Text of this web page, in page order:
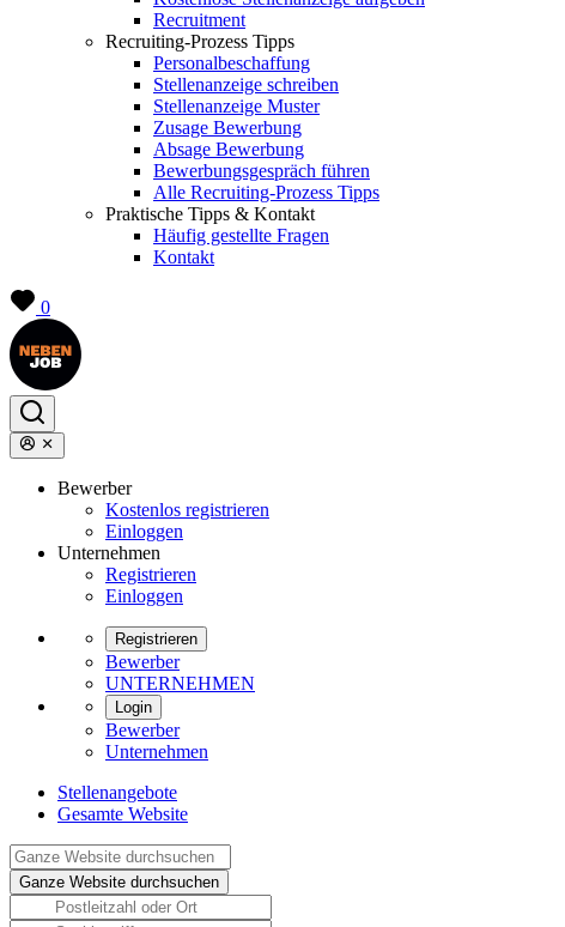
Recruitment
Recruiting-Prozess Tipps
Personalbeschaffung
Stellenanzeige schreiben
Stellenanzeige Muster
Zusage Bewerbung
Absage Bewerbung
Bewerbungsgespräch führen
Alle Recruiting-Prozess Tipps
Praktische Tipps & Kontakt
Häufig gestellte Fragen
Kontakt
0
Bewerber
Kostenlos registrieren
Einloggen
Unternehmen
Registrieren
Einloggen
Registrieren
Bewerber
UNTERNEHMEN
Login
Bewerber
Unternehmen
Stellenangebote
Gesamte Website